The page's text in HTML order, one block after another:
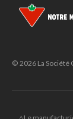
© 2026 La Société